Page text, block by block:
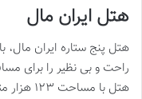
هتل ایران مال
راحت و بی نظیر را برای
هتل با